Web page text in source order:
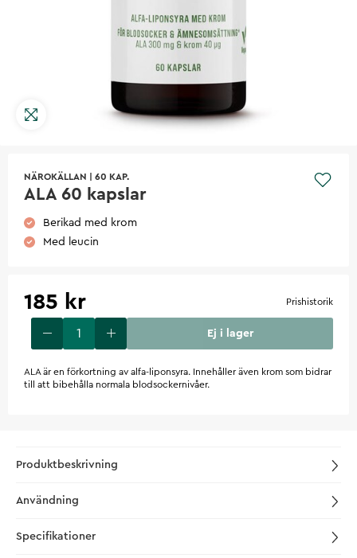
NÄROKÄLLAN 60 KAP.
ALA 60 kapslar
Berikad med krom
Med leucin
185 kr Prishistorik
Ej i lager
ALA är en förkortning av alfa-liponsyra. Innehåller även krom som bidrar
till att bibehålla normala blodsockernivåer.
Produktbeskrivning
Användning
Specifikationer